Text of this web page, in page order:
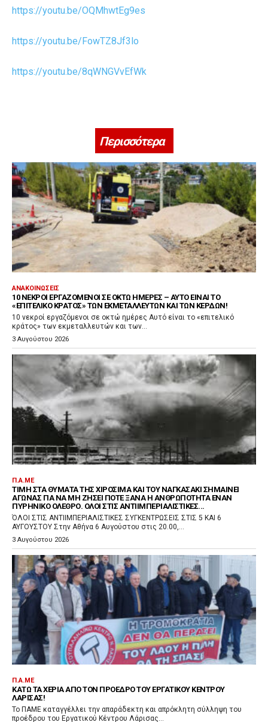
https://youtu.be/OQMhwtEg9es
https://youtu.be/FowTZ8Jf3lo
https://youtu.be/8qWNGVvEfWk
Περισσότερα
ΑΝΑΚΟΙΝΏΣΕΙΣ
10 ΝΕΚΡΟΊ ΕΡΓΑΖΌΜΕΝΟΙ ΣΕ ΟΚΤΏ ΗΜΈΡΕΣ – ΑΥΤΌ ΕΊΝΑΙ ΤΟ
«ΕΠΙΤΕΛΙΚΌ ΚΡΆΤΟΣ» ΤΩΝ ΕΚΜΕΤΑΛΛΕΥΤΏΝ ΚΑΙ ΤΩΝ ΚΕΡΔΏΝ!
10 νεκροί εργαζόμενοι σε οκτώ ημέρες Αυτό είναι το «επιτελικό
κράτος» των εκμεταλλευτών και των...
3 Αυγούστου 2026
Π.Α.ΜΕ
ΤΙΜΉ ΣΤΑ ΘΎΜΑΤΑ ΤΗΣ ΧΙΡΟΣΊΜΑ ΚΑΙ ΤΟΥ ΝΑΓΚΑΣΆΚΙ ΣΗΜΑΊΝΕΙ
ΑΓΏΝΑΣ ΓΙΑ ΝΑ ΜΗ ΖΉΣΕΙ ΠΟΤΈ ΞΑΝΆ Η ΑΝΘΡΩΠΌΤΗΤΑ ΈΝΑΝ
ΠΥΡΗΝΙΚΌ ΌΛΕΘΡΟ. ΌΛΟΙ ΣΤΙΣ ΑΝΤΙΙΜΠΕΡΙΑΛΙΣΤΙΚΈΣ...
ΌΛΟΙ ΣΤΙΣ ΑΝΤΙΙΜΠΕΡΙΑΛΙΣΤΙΚΕΣ ΣΥΓΚΕΝΤΡΩΣΕΙΣ ΣΤΙΣ 5 ΚΑΙ 6
ΑΥΓΟΥΣΤΟΥ Στην Αθήνα 6 Αυγούστου στις 20.00,...
3 Αυγούστου 2026
Π.Α.ΜΕ
ΚΆΤΩ ΤΑ ΧΈΡΙΑ ΑΠΌ ΤΟΝ ΠΡΌΕΔΡΟ ΤΟΥ ΕΡΓΑΤΙΚΟΎ ΚΈΝΤΡΟΥ
ΛΆΡΙΣΑΣ!
Το ΠΑΜΕ καταγγέλλει την απαράδεκτη και απρόκλητη σύλληψη του
προέδρου του Εργατικού Κέντρου Λάρισας...